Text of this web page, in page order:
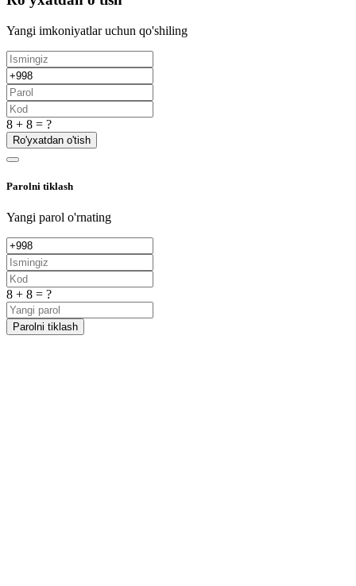
Yangi imkoniyatlar uchun qo'shiling
8 + 8 = ?
Ro'yxatdan o'tish
Parolni tiklash
Yangi parol o'rnating
8 + 8 = ?
Parolni tiklash